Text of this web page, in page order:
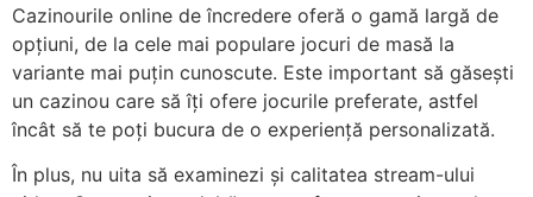
Cazinourile online de încredere oferă o gamă largă de
opțiuni, de la cele mai populare jocuri de masă la
variante mai puțin cunoscute. Este important să găsești
un cazinou care să îți ofere jocurile preferate, astfel
încât să te poți bucura de o experiență personalizată.
În plus, nu uita să examinezi și calitatea stream-ului